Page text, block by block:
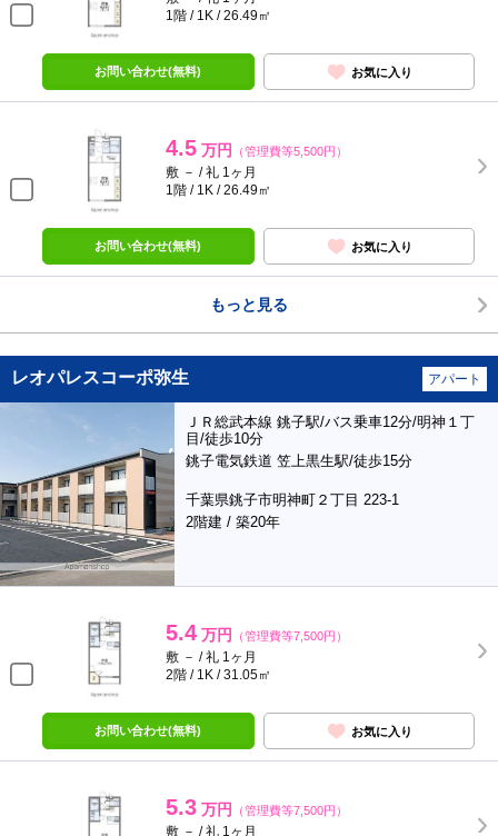
1階 / 1K / 26.49㎡
お問い合わせ(無料) お気に入り
4.5 万円 （管理費等5,500円）
敷 － / 礼 1ヶ月
1階 / 1K / 26.49㎡
お問い合わせ(無料) お気に入り
もっと見る
レオパレスコーポ弥生 アパート
ＪＲ総武本線 銚子駅/バス乗車12分/明神１丁
目/徒歩10分
銚子電気鉄道 笠上黒生駅/徒歩15分
千葉県銚子市明神町２丁目 223-1
2階建 / 築20年
5.4 万円 （管理費等7,500円）
敷 － / 礼 1ヶ月
2階 / 1K / 31.05㎡
お問い合わせ(無料) お気に入り
5.3 万円 （管理費等7,500円）
敷 － / 礼 1ヶ月